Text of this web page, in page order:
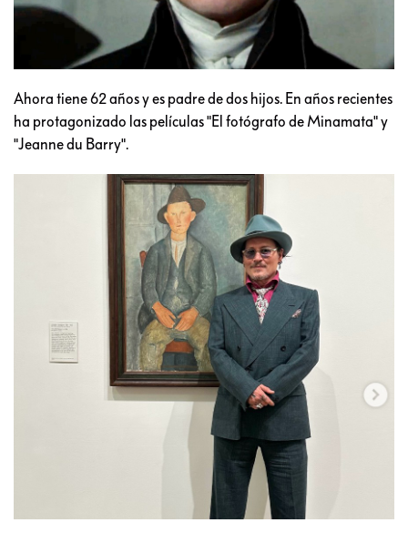
Ahora tiene 62 años y es padre de dos hijos. En años recientes
ha protagonizado las películas "El fotógrafo de Minamata" y
"Jeanne du Barry".